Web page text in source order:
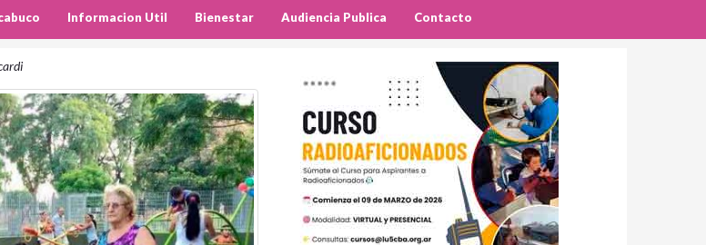
Informacion Util Bienestar Audiencia Publica Contacto